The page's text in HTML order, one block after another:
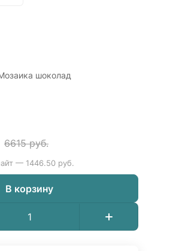
шоколад
6615 руб.
— 1446.50 руб.
В корзину